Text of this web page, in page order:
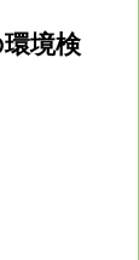
境検